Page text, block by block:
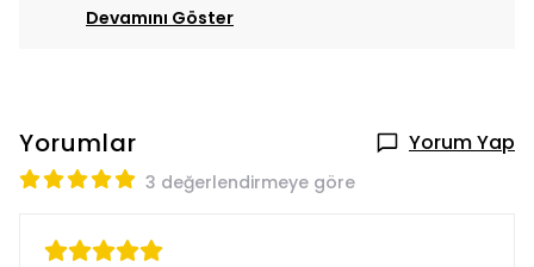
Devamını Göster
Yorumlar Yorum Yap
3 değerlendirmeye göre